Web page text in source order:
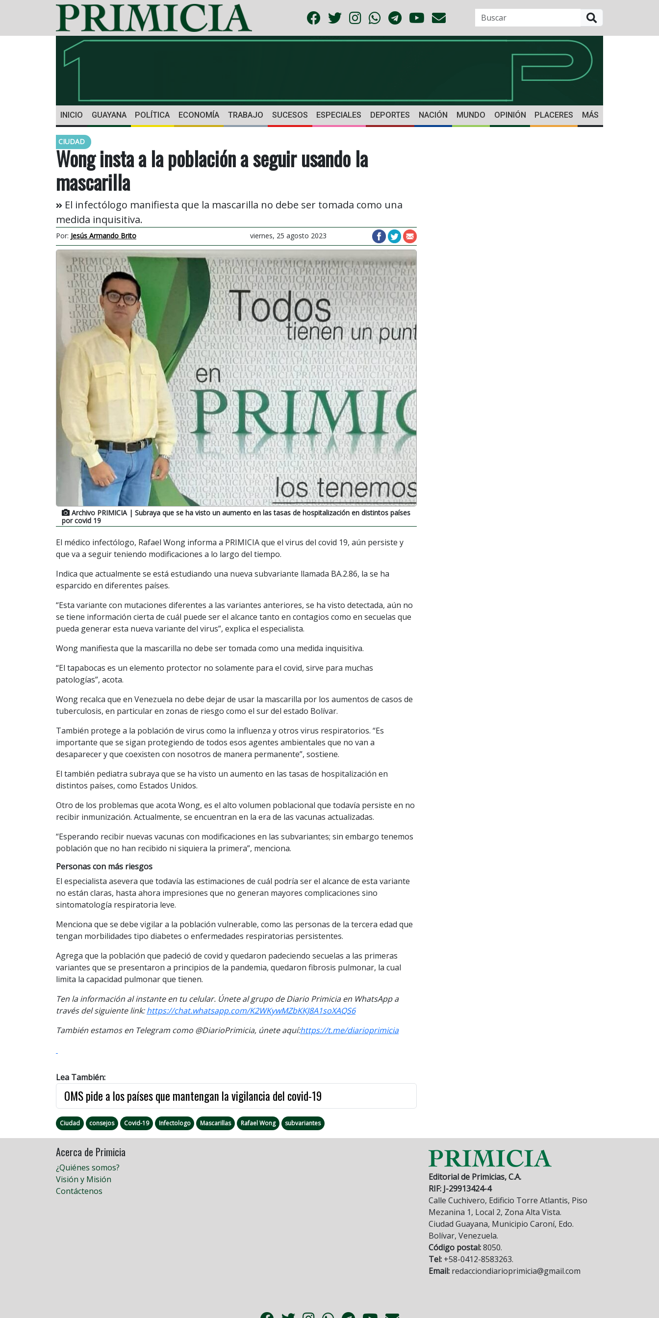
INICIO GUAYANA POLÍTICA ECONOMÍA TRABAJO SUCESOS ESPECIALES DEPORTES NACIÓN MUNDO OPINIÓN PLACERES MÁS
CIUDAD
Wong insta a la población a seguir usando la
mascarilla
El infectólogo manifiesta que la mascarilla no debe ser tomada como una
medida inquisitiva.
Por: Jesús Armando Brito viernes, 25 agosto 2023
Archivo PRIMICIA| Subraya que se ha visto un aumento en las tasas de hospitalización en distintos países
por covid 19
El médico infectólogo, Rafael Wong informa a PRIMICIA que el virus del covid 19, aún persiste y
que va a seguir teniendo modificaciones a lo largo del tiempo.
Indica que actualmente se está estudiando una nueva subvariante llamada BA.2.86, la se ha
esparcido en diferentes países.
“Esta variante con mutaciones diferentes a las variantes anteriores, se ha visto detectada, aún no
se tiene información cierta de cuál puede ser el alcance tanto en contagios como en secuelas que
pueda generar esta nueva variante del virus”, explica el especialista.
Wong manifiesta que la mascarilla no debe ser tomada como una medida inquisitiva.
“El tapabocas es un elemento protector no solamente para el covid, sirve para muchas
patologías”, acota.
Wong recalca que en Venezuela no debe dejar de usar la mascarilla por los aumentos de casos de
tuberculosis, en particular en zonas de riesgo como el sur del estado Bolívar.
También protege a la población de virus como la influenza y otros virus respiratorios. “Es
importante que se sigan protegiendo de todos esos agentes ambientales que no van a
desaparecer y que coexisten con nosotros de manera permanente”, sostiene.
El también pediatra subraya que se ha visto un aumento en las tasas de hospitalización en
distintos países, como Estados Unidos.
Otro de los problemas que acota Wong, es el alto volumen poblacional que todavía persiste en no
recibir inmunización. Actualmente, se encuentran en la era de las vacunas actualizadas.
“Esperando recibir nuevas vacunas con modificaciones en las subvariantes; sin embargo tenemos
población que no han recibido ni siquiera la primera”, menciona.
Personas con más riesgos
El especialista asevera que todavía las estimaciones de cuál podría ser el alcance de esta variante
no están claras, hasta ahora impresiones que no generan mayores complicaciones sino
sintomatología respiratoria leve.
Menciona que se debe vigilar a la población vulnerable, como las personas de la tercera edad que
tengan morbilidades tipo diabetes o enfermedades respiratorias persistentes.
Agrega que la población que padeció de covid y quedaron padeciendo secuelas a las primeras
variantes que se presentaron a principios de la pandemia, quedaron fibrosis pulmonar, la cual
limita la capacidad pulmonar que tienen.
Ten la información al instante en tu celular. Únete al grupo de Diario Primicia en WhatsApp a
través del siguiente link:https://chat.whatsapp.com/K2WKywMZbKKJ8A1soXAQS6
También estamos en Telegram como @DiarioPrimicia, únete aquí:https://t.me/diarioprimicia
Lea También:
OMS pide a los países que mantengan la vigilancia del covid-19
Ciudad consejos Covid-19 Infectologo Mascarillas Rafael Wong subvariantes
Acerca de Primicia
¿Quiénes somos?
Visión y Misión
Contáctenos
Editorial de Primicias, C.A.
RIF: J-29913424-4
Calle Cuchivero, Edificio Torre Atlantis, Piso
Mezanina 1, Local 2, Zona Alta Vista.
Ciudad Guayana, Municipio Caroní, Edo.
Bolívar, Venezuela.
Código postal:8050.
Tel: +58-0412-8583263.
Email: redacciondiarioprimicia@gmail.com